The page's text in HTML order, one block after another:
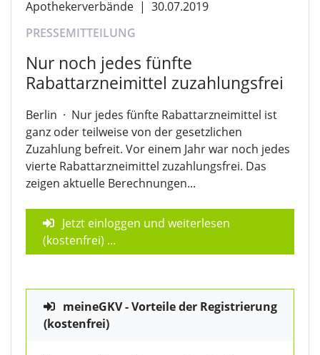
Apothekerverbände | 30.07.2019
PRESSEMITTEILUNG
Nur noch jedes fünfte
Rabattarzneimittel zuzahlungsfrei
Berlin · Nur jedes fünfte Rabattarzneimittel ist
ganz oder teilweise von der gesetzlichen
Zuzahlung befreit. Vor einem Jahr war noch jedes
vierte Rabattarzneimittel zuzahlungsfrei. Das
zeigen aktuelle Berechnungen...
Jetzt einloggen und weiterlesen
(kostenfrei) ...
meineGKV - Vorteile der Registrierung
(kostenfrei)